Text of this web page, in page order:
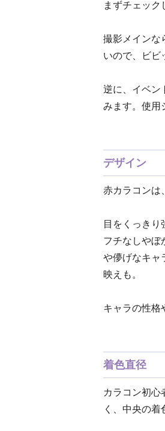
まずチェック
撮影メインな
いので、ビビ
逆に、イベン
みます。使用
デザイン
赤カラコンは
目をくっきり
フチなしやぼ
や儚げなキャ
映えも。
キャラの性格
着色直径
カラコン初心
く、中央の着